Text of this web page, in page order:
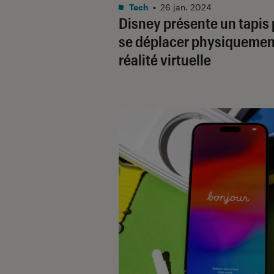
Disney présente un tapis
se déplacer
réalité virtuelle
Tech • 26 jan. 2024